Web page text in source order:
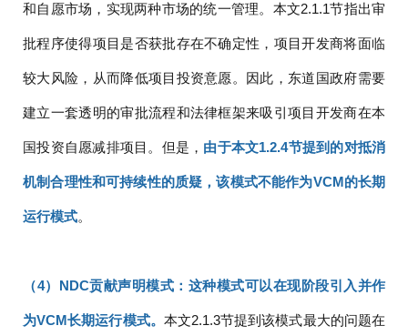
和自愿市场，实现两种市场的统一管理。本文2.1.1节指出审
批程序使得项目是否获批存在不确定性，项目开发商将面临
较大风险，从而降低项目投资意愿。因此，东道国政府需要
建立一套透明的审批流程和法律框架来吸引项目开发商在本
国投资自愿减排项目。但是， 由于本文1.2.4节提到的对抵消
机制合理性和可持续性的质疑，该模式不能作为VCM的长期
运行模式。
（4）NDC贡献声明模式：这种模式可以在现阶段引入并作
为VCM长期运行模式。 本文2.1.3节提到该模式最大的问题在